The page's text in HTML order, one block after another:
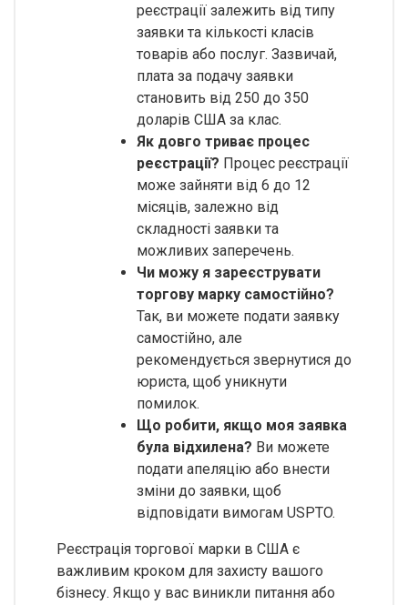
реєстрації залежить від типу
заявки та кількості класів
товарів або послуг. Зазвичай,
плата за подачу заявки
становить від 250 до 350
доларів США за клас.
Як довго триває процес
реєстрації? Процес реєстрації
може зайняти від 6 до 12
місяців, залежно від
складності заявки та
можливих заперечень.
Чи можу я зареєструвати
торгову марку самостійно?
Так, ви можете подати заявку
самостійно, але
рекомендується звернутися до
юриста, щоб уникнути
помилок.
Що робити, якщо моя заявка
була відхилена? Ви можете
подати апеляцію або внести
зміни до заявки, щоб
відповідати вимогам USPTO.
Реєстрація торгової марки в США є
важливим кроком для захисту вашого
бізнесу. Якщо у вас виникли питання або